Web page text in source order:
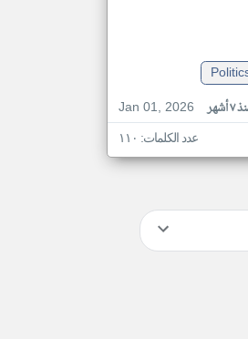
Jan 01, 2026
أشهر
عدد الكلمات: ١١٠